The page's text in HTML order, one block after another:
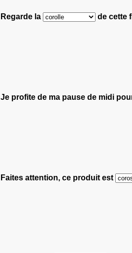
Regarde la de cette
Je profite de ma pause de midi
Faites attention, ce produit est